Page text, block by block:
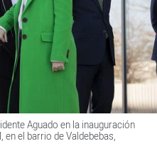
Aguado en la inauguración
el barrio de Valdebebas,